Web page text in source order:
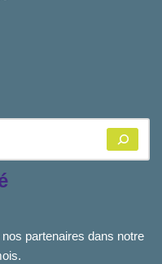
partenaires dans notre